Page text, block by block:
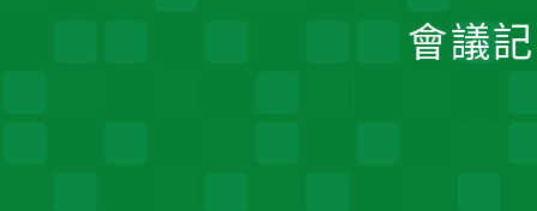
會議